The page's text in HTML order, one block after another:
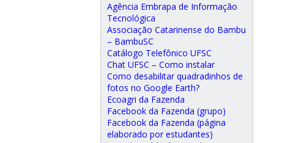
Agência Embrapa de Informação
Tecnológica
Associação Catarinense do Bambu
– BambuSC
Catálogo Telefônico UFSC
Chat UFSC – Como instalar
Como desabilitar quadradinhos de
fotos no Google Earth?
Ecoagri da Fazenda
Facebook da Fazenda (grupo)
Facebook da Fazenda (página
elaborado por estudantes)